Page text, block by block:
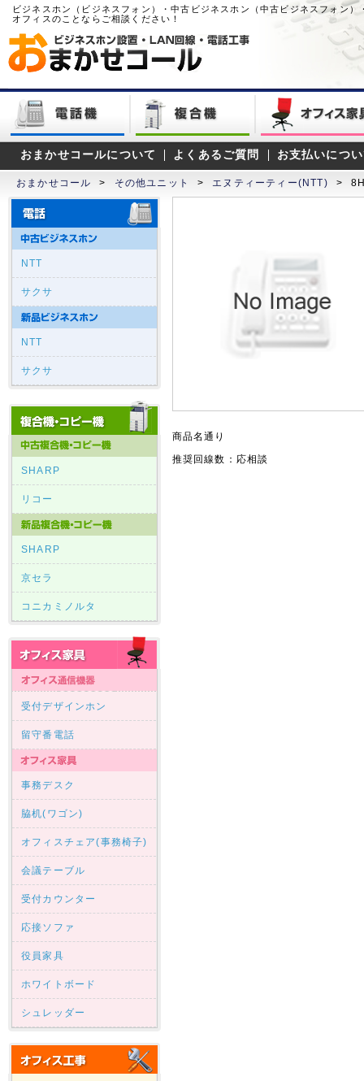
ビジネスホン（ビジネスフォン）・中古ビジネスホン（中古ビジネスフォン
オフィスのことならご相談ください！
おまかせコールについて よくあるご質問 お支払いにつ
おまかせコール > その他ユニット > エヌティーティー(NTT) >
NTT
サクサ
NTT
サクサ
SHARP
リコー
SHARP
京セラ
コニカミノルタ
受付デザインホン
留守番電話
事務デスク
脇机(ワゴン)
オフィスチェア(事務椅子)
会議テーブル
受付カウンター
応接ソファ
役員家具
ホワイトボード
シュレッダー
商品名通り
推奨回線数：応相談